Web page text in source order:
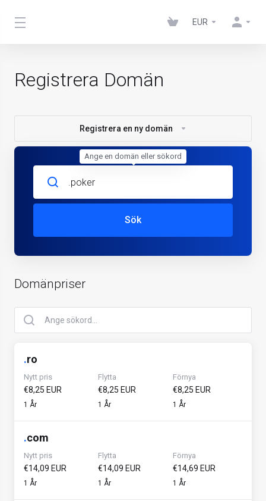
EUR
Registrera Domän
Registrera en ny domän
Sök
Domänpriser
.ro
Nytt pris
€8,25 EUR
1 År
Flytta
€8,25 EUR
1 År
Förnya
€8,25 EUR
1 År
.com
Nytt pris
€14,09 EUR
1 År
Flytta
€14,09 EUR
1 År
Förnya
€14,69 EUR
1 År
Ange en domän eller sökord